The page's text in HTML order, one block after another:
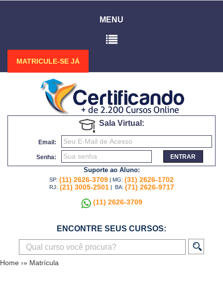
MENU
MATRICULE-SE JÁ
Sala Virtual:
Email:
Senha: ENTRAR
Suporte ao Aluno:
SP: (11) 2626-3709 | MG: (31) 2626-1702
RJ: (21) 3005-2501 | BA: (71) 2626-9717
(11) 2626-3709
ENCONTRE SEUS CURSOS:
Home ›» Matrícula